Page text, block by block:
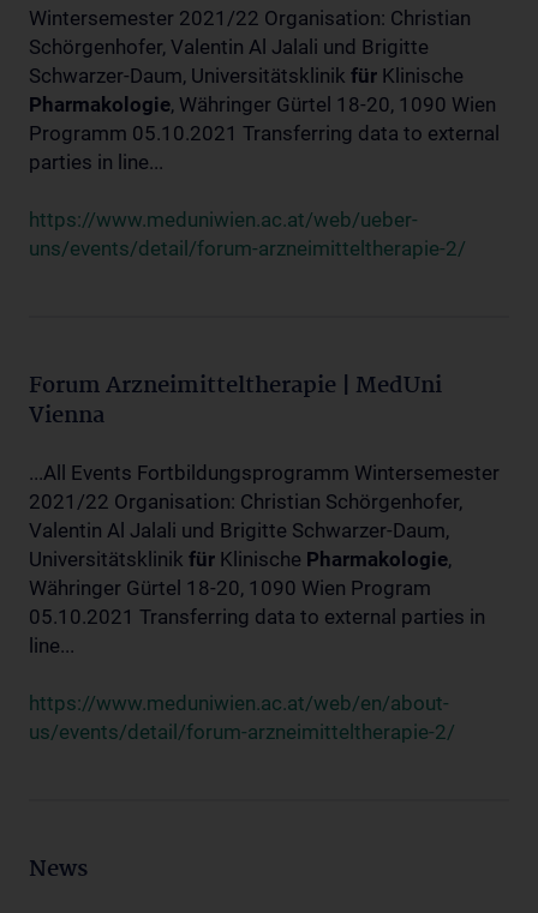
Wintersemester 2021/22 Organisation: Christian
Schörgenhofer, Valentin Al Jalali und Brigitte
Schwarzer-Daum, Universitätsklinik für Klinische
Pharmakologie, Währinger Gürtel 18-20, 1090 Wien
Programm 05.10.2021 Transferring data to external
parties in line...
https://www.meduniwien.ac.at/web/ueber-
uns/events/detail/forum-arzneimitteltherapie-2/
Forum Arzneimitteltherapie | MedUni
Vienna
...All Events Fortbildungsprogramm Wintersemester
2021/22 Organisation: Christian Schörgenhofer,
Valentin Al Jalali und Brigitte Schwarzer-Daum,
Universitätsklinik für Klinische Pharmakologie,
Währinger Gürtel 18-20, 1090 Wien Program
05.10.2021 Transferring data to external parties in
line...
https://www.meduniwien.ac.at/web/en/about-
us/events/detail/forum-arzneimitteltherapie-2/
News